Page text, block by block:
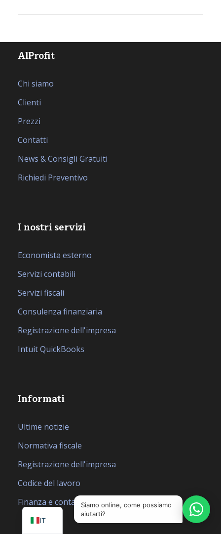
AlProfit
Chi siamo
Clienti
Prezzi
Contatti
News & Consigli Gratuiti
Richiedi Preventivo
I nostri servizi
Economista esterno
Servizi contabili
Servizi fiscali
Consulenza finanziaria
Registrazione dell'impresa
Intuit QuickBooks
Informati
Ultime notizie
Normativa fiscale
Registrazione dell'impresa
Codice del lavoro
Finanza e contabilità
IT
SQ
EN
Siamo online, come possiamo
aiutarti?